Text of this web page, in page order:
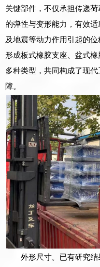
关键部件，不仅承担传递
的弹性与变形能力，有效
及地震等动力作用引起的
形成板式橡胶支座、盆式
多种类型，共同构成了现
障。
外形尺寸。已有研究